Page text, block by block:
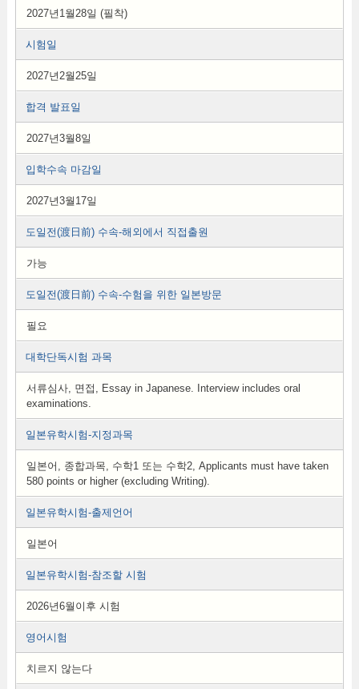
2027년1월28일 (필착)
시험일
2027년2월25일
합격 발표일
2027년3월8일
입학수속 마감일
2027년3월17일
도일전(渡日前) 수속-해외에서 직접출원
가능
도일전(渡日前) 수속-수험을 위한 일본방문
필요
대학단독시험 과목
서류심사, 면접, Essay in Japanese. Interview includes oral
examinations.
일본유학시험-지정과목
일본어, 종합과목, 수학1 또는 수학2, Applicants must have taken
580 points or higher (excluding Writing).
일본유학시험-출제언어
일본어
일본유학시험-참조할 시험
2026년6월이후 시험
영어시험
치르지 않는다